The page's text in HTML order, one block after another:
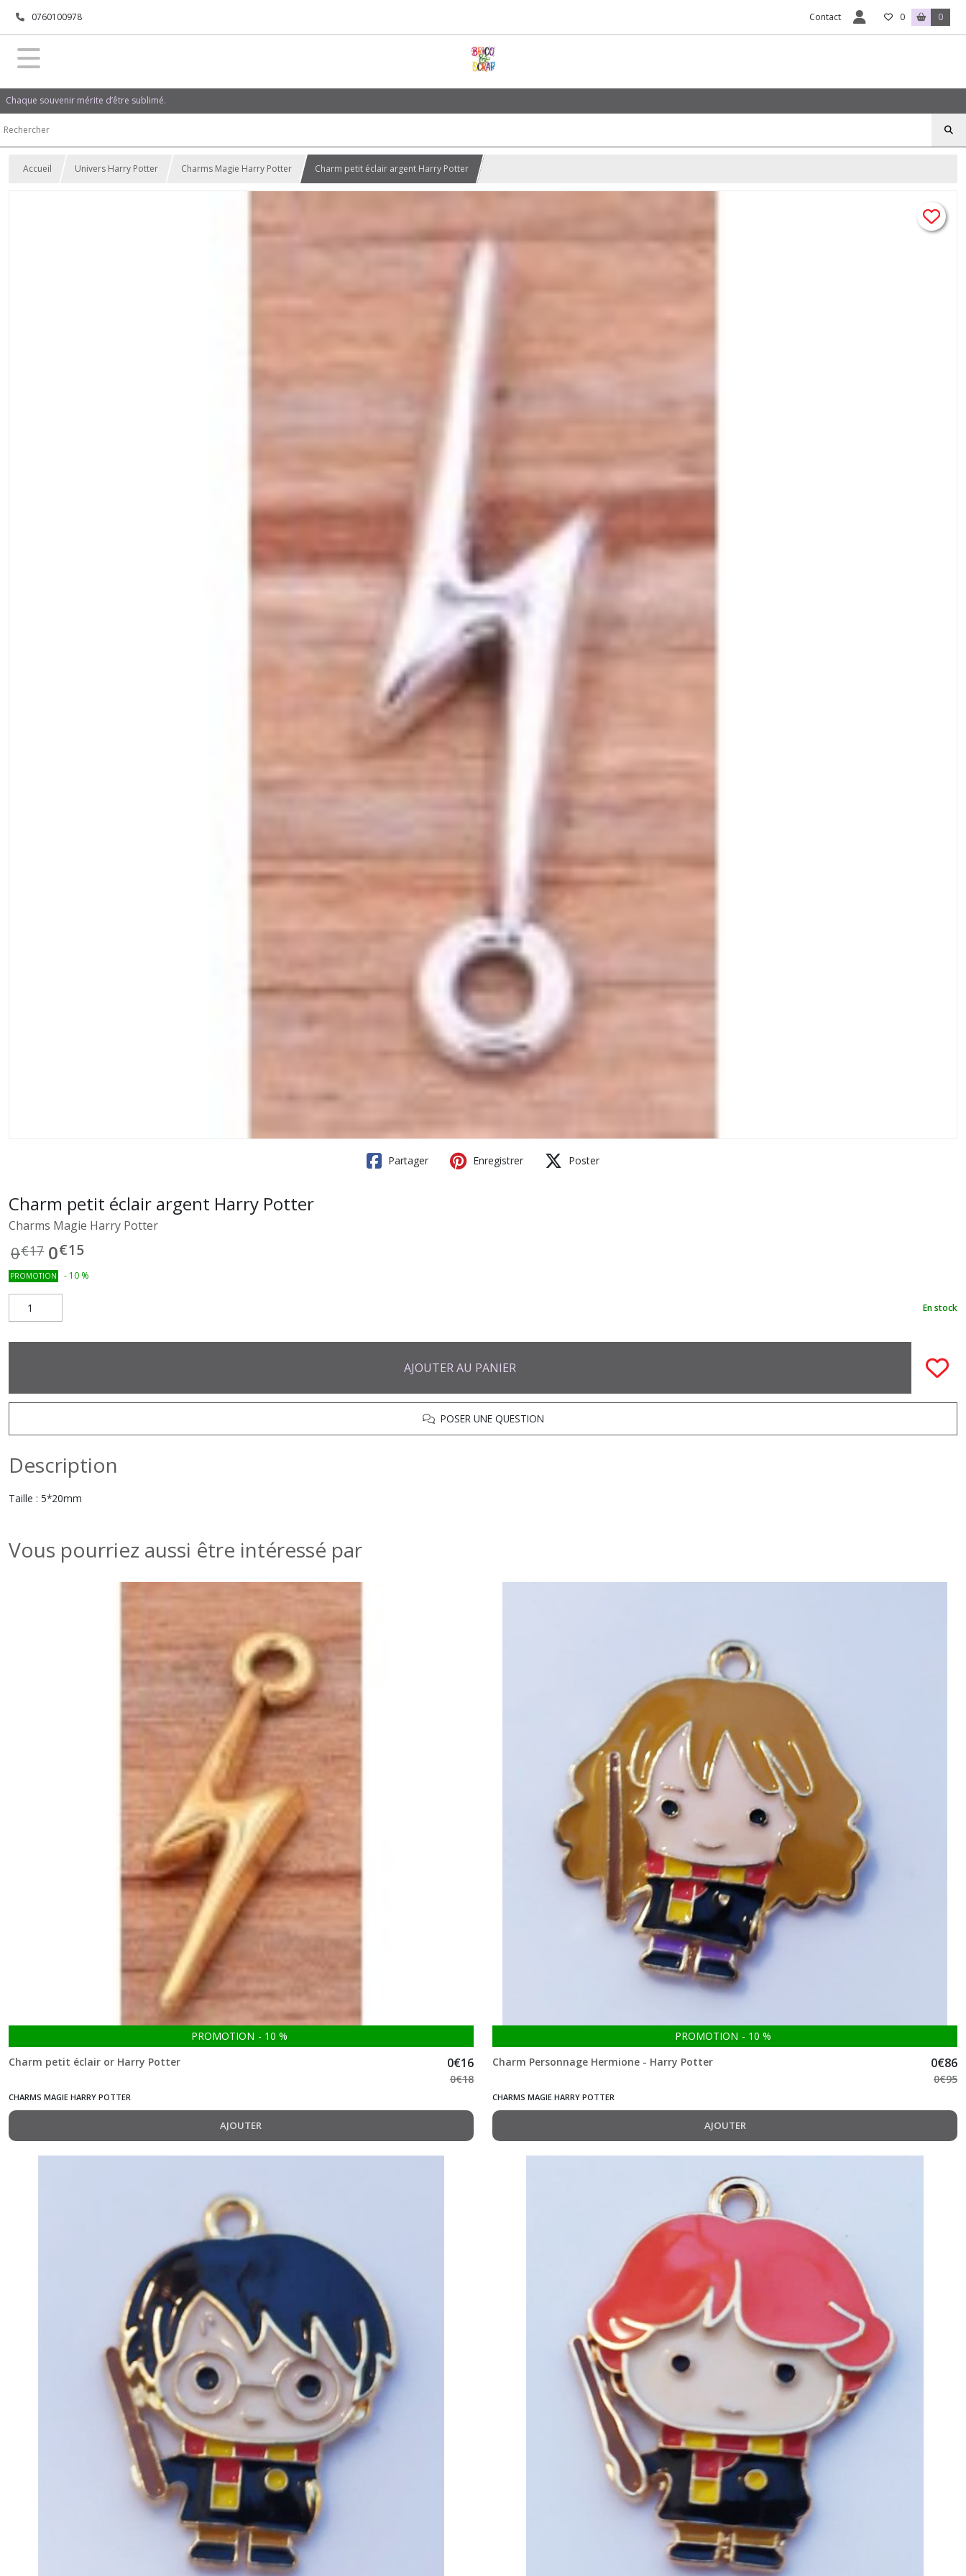
0760100978 Contact 0 0
Chaque souvenir mérite d’être sublimé.
Accueil Univers Harry Potter Charms Magie Harry Potter Charm petit éclair argent Harry Potter
Partager Enregistrer Poster
Charm petit éclair argent Harry Potter
Charms Magie Harry Potter
0€17 0€15
PROMOTION - 10 %
En stock
AJOUTER AU PANIER
POSER UNE QUESTION
Description
Taille : 5*20mm
Vous pourriez aussi être intéressé par
PROMOTION - 10 %
Charm petit éclair or Harry Potter
0€16
0€18
CHARMS MAGIE HARRY POTTER
AJOUTER
PROMOTION - 10 %
Charm Personnage Hermione - Harry Potter
0€86
0€95
CHARMS MAGIE HARRY POTTER
AJOUTER